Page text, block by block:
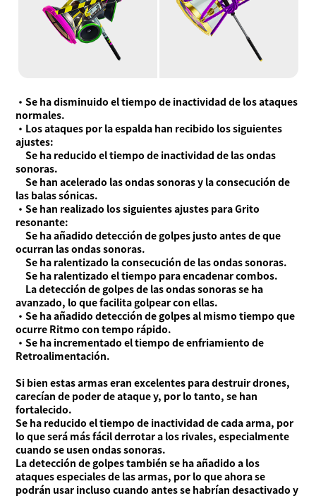
・Se ha disminuido el tiempo de inactividad de los ataques
normales.
・Los ataques por la espalda han recibido los siguientes
ajustes:
Se ha reducido el tiempo de inactividad de las ondas
sonoras.
Se han acelerado las ondas sonoras y la consecución de
las balas sónicas.
・Se han realizado los siguientes ajustes para Grito
resonante:
Se ha añadido detección de golpes justo antes de que
ocurran las ondas sonoras.
Se ha ralentizado la consecución de las ondas sonoras.
Se ha ralentizado el tiempo para encadenar combos.
La detección de golpes de las ondas sonoras se ha
avanzado, lo que facilita golpear con ellas.
・Se ha añadido detección de golpes al mismo tiempo que
ocurre Ritmo con tempo rápido.
・Se ha incrementado el tiempo de enfriamiento de
Retroalimentación.
Si bien estas armas eran excelentes para destruir drones,
carecían de poder de ataque y, por lo tanto, se han
fortalecido.
Se ha reducido el tiempo de inactividad de cada arma, por
lo que será más fácil derrotar a los rivales, especialmente
cuando se usen ondas sonoras.
La detección de golpes también se ha añadido a los
ataques especiales de las armas, por lo que ahora se
podrán usar incluso cuando antes se habrían desactivado y